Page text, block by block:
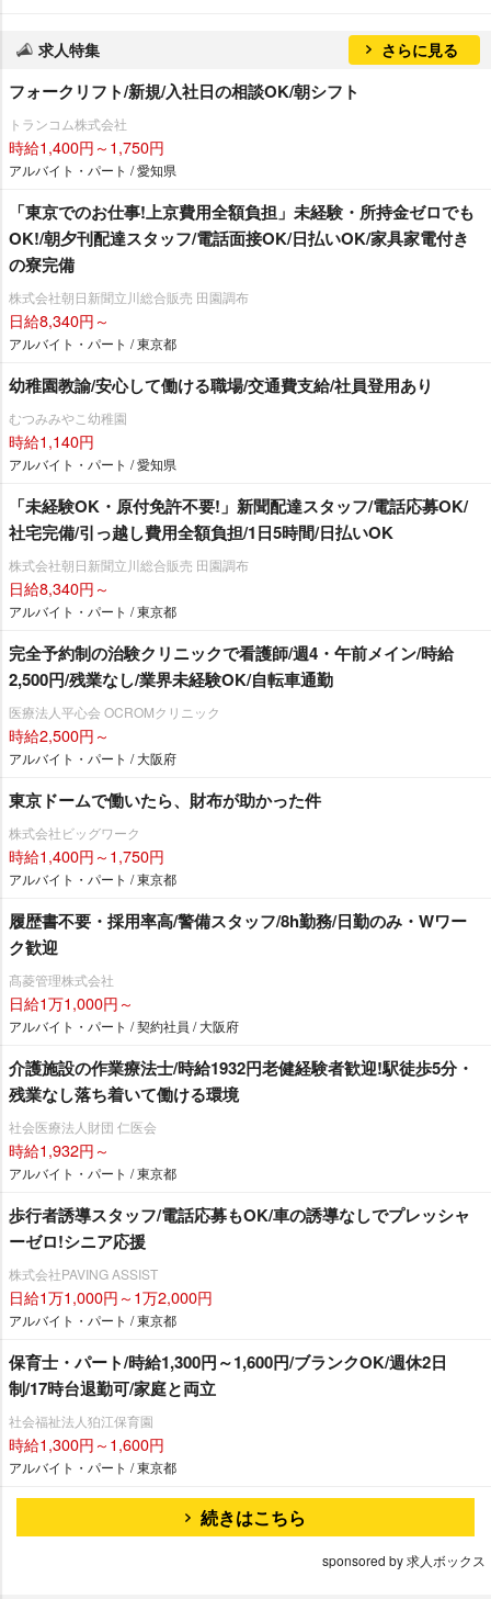
求人特集 さらに見る
フォークリフト/新規/入社日の相談OK/朝シフト
トランコム株式会社
時給1,400円～1,750円
アルバイト・パート / 愛知県
「東京でのお仕事!上京費用全額負担」未経験・所持金ゼロでも
OK!/朝夕刊配達スタッフ/電話面接OK/日払いOK/家具家電付き
の寮完備
株式会社朝日新聞立川総合販売 田園調布
日給8,340円～
アルバイト・パート / 東京都
幼稚園教諭/安心して働ける職場/交通費支給/社員登用あり
むつみみやこ幼稚園
時給1,140円
アルバイト・パート / 愛知県
「未経験OK・原付免許不要!」新聞配達スタッフ/電話応募OK/
社宅完備/引っ越し費用全額負担/1日5時間/日払いOK
株式会社朝日新聞立川総合販売 田園調布
日給8,340円～
アルバイト・パート / 東京都
完全予約制の治験クリニックで看護師/週4・午前メイン/時給
2,500円/残業なし/業界未経験OK/自転車通勤
医療法人平心会 OCROMクリニック
時給2,500円～
アルバイト・パート / 大阪府
東京ドームで働いたら、財布が助かった件
株式会社ビッグワーク
時給1,400円～1,750円
アルバイト・パート / 東京都
履歴書不要・採用率高/警備スタッフ/8h勤務/日勤のみ・Wワー
ク歓迎
髙菱管理株式会社
日給1万1,000円～
アルバイト・パート / 契約社員 / 大阪府
介護施設の作業療法士/時給1932円老健経験者歓迎!駅徒歩5分・
残業なし落ち着いて働ける環境
社会医療法人財団 仁医会
時給1,932円～
アルバイト・パート / 東京都
歩行者誘導スタッフ/電話応募もOK/車の誘導なしでプレッシャ
ーゼロ!シニア応援
株式会社PAVING ASSIST
日給1万1,000円～1万2,000円
アルバイト・パート / 東京都
保育士・パート/時給1,300円～1,600円/ブランクOK/週休2日
制/17時台退勤可/家庭と両立
社会福祉法人狛江保育園
時給1,300円～1,600円
アルバイト・パート / 東京都
続きはこちら
sponsored by 求人ボックス